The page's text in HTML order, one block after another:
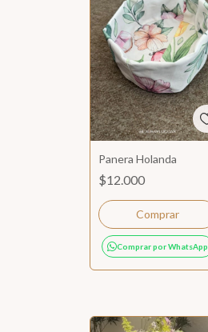
Panera Holanda
$12.000
Comprar por WhatsApp